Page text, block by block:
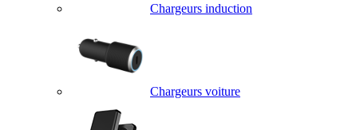
Chargeurs induction
Chargeurs voiture